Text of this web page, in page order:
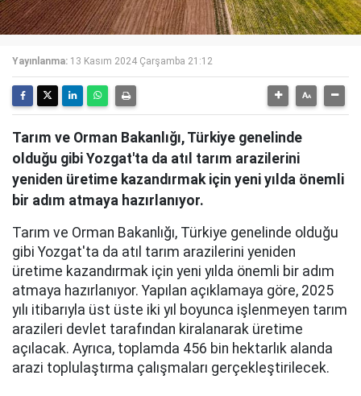
Yayınlanma: 13 Kasım 2024 Çarşamba 21:12
Tarım ve Orman Bakanlığı, Türkiye genelinde
olduğu gibi Yozgat'ta da atıl tarım arazilerini
yeniden üretime kazandırmak için yeni yılda önemli
bir adım atmaya hazırlanıyor.
Tarım ve Orman Bakanlığı, Türkiye genelinde olduğu
gibi Yozgat'ta da atıl tarım arazilerini yeniden
üretime kazandırmak için yeni yılda önemli bir adım
atmaya hazırlanıyor. Yapılan açıklamaya göre, 2025
yılı itibarıyla üst üste iki yıl boyunca işlenmeyen tarım
arazileri devlet tarafından kiralanarak üretime
açılacak. Ayrıca, toplamda 456 bin hektarlık alanda
arazi toplulaştırma çalışmaları gerçekleştirilecek.